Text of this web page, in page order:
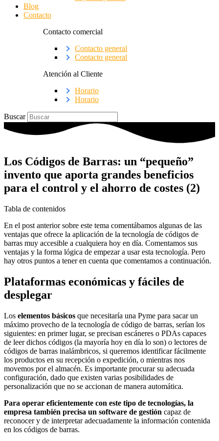
Blog
Contacto
Contacto comercial
Contacto general
Contacto general
Atención al Cliente
Horario
Horario
Buscar
Los Códigos de Barras: un “pequeño”
invento que aporta grandes beneficios
para el control y el ahorro de costes (2)
Tabla de contenidos
En el post anterior sobre este tema comentábamos algunas de las
ventajas que ofrece la aplicación de la tecnología de códigos de
barras muy accesible a cualquiera hoy en día. Comentamos sus
ventajas y la forma lógica de empezar a usar esta tecnología. Pero
hay otros puntos a tener en cuenta que comentamos a continuación.
Plataformas económicas y fáciles de
desplegar
Los elementos básicos que necesitaría una Pyme para sacar un
máximo provecho de la tecnología de código de barras, serían los
siguientes: en primer lugar, se precisan escáneres o PDAs capaces
de leer dichos códigos (la mayoría hoy en día lo son) o lectores de
códigos de barras inalámbricos, si queremos identificar fácilmente
los productos en su recepción o expedición, o mientras nos
movemos por el almacén. Es importante procurar su adecuada
configuración, dado que existen varias posibilidades de
personalización que no se accionan de manera automática.
Para operar eficientemente con este tipo de tecnologías, la
empresa también precisa un software de gestión capaz de
reconocer y de interpretar adecuadamente la información contenida
en los códigos de barras.